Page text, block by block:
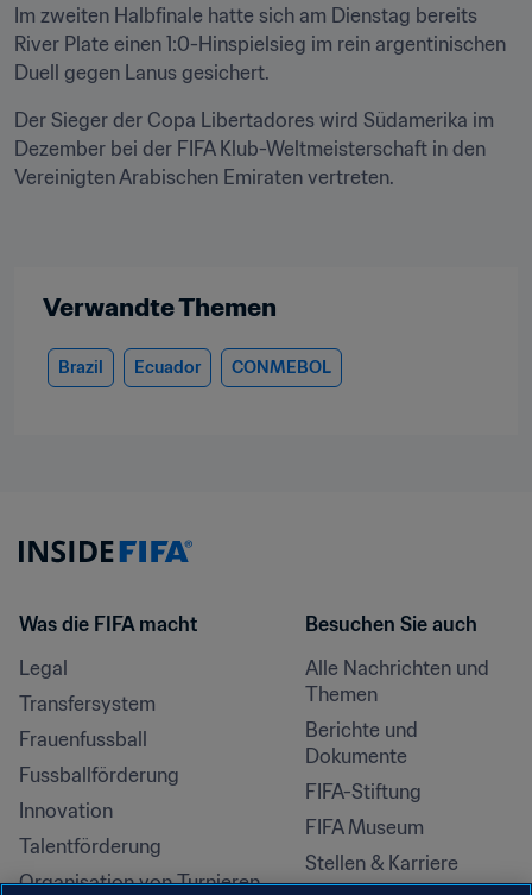
Im zweiten Halbfinale hatte sich am Dienstag bereits
River Plate einen 1:0-Hinspielsieg im rein argentinischen
Duell gegen Lanus gesichert.
Der Sieger der Copa Libertadores wird Südamerika im
Dezember bei der FIFA Klub-Weltmeisterschaft in den
Vereinigten Arabischen Emiraten vertreten.
Verwandte Themen
Brazil Ecuador CONMEBOL
Was die FIFA macht
Legal
Transfersystem
Frauenfussball
Fussballförderung
Innovation
Talentförderung
Organisation von Turnieren
Besuchen Sie auch
Alle Nachrichten und
Themen
Berichte und
Dokumente
FIFA-Stiftung
FIFA Museum
Stellen & Karriere